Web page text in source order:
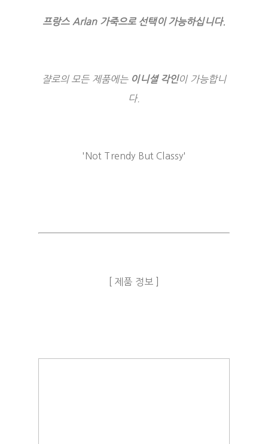
프랑스 Arlan 가죽으로 선택이 가능하십니다.
쟐로의 모든 제품에는 이니셜 각인이 가능합니
다.
'Not Trendy But Classy'
[ 제품 정보 ]